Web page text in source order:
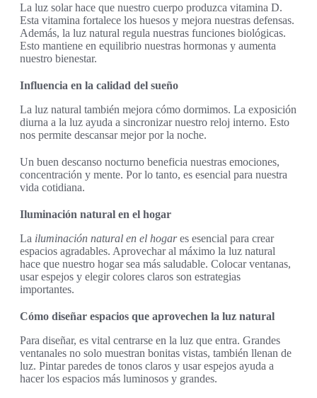
La luz solar hace que nuestro cuerpo produzca vitamina D.
Esta vitamina fortalece los huesos y mejora nuestras defensas.
Además, la luz natural regula nuestras funciones biológicas.
Esto mantiene en equilibrio nuestras hormonas y aumenta
nuestro bienestar.
Influencia en la calidad del sueño
La luz natural también mejora cómo dormimos. La exposición
diurna a la luz ayuda a sincronizar nuestro reloj interno. Esto
nos permite descansar mejor por la noche.
Un buen descanso nocturno beneficia nuestras emociones,
concentración y mente. Por lo tanto, es esencial para nuestra
vida cotidiana.
Iluminación natural en el hogar
La iluminación natural en el hogares esencial para crear
espacios agradables. Aprovechar al máximo la luz natural
hace que nuestro hogar sea más saludable. Colocar ventanas,
usar espejos y elegir colores claros son estrategias
importantes.
Cómo diseñar espacios que aprovechen la luz natural
Para diseñar, es vital centrarse en la luz que entra. Grandes
ventanales no solo muestran bonitas vistas, también llenan de
luz. Pintar paredes de tonos claros y usar espejos ayuda a
hacer los espacios más luminosos y grandes.